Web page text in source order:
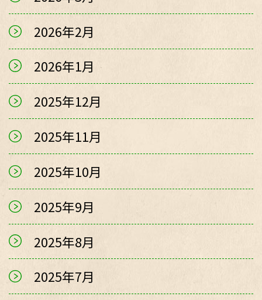
2026年2月
2026年1月
2025年12月
2025年11月
2025年10月
2025年9月
2025年8月
2025年7月